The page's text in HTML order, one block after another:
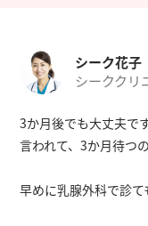
シーク花子
シーククリ
3か月後でも大丈夫で
言われて、3か月待つ
早めに乳腺外科で診て